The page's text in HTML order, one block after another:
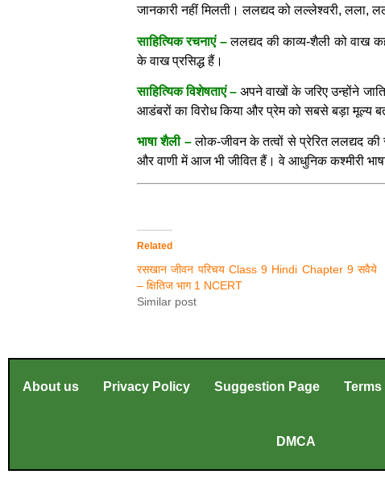
जानकारी नहीं मिलती। ललद्यद को लल्लेश्वरी, लला,
साहित्यिक रचनाएं –ललद्यद की काव्य-शैली को वाख
के वाख प्रसिद्ध हैं।
साहित्यिक विशेषताएं – अपने वाखों के जरिए उन्होंने
आडंबरों का विरोध किया और प्रेम को सबसे बड़ा मूल्य
भाषा शैली –लोक-जीवन के तत्वों से प्रेरित ललद्यद की
और वाणी में आज भी जीवित हैं। वे आधुनिक कश्मीरी
Related
रसखान जीवन परिचय Class 9 Hindi Chapter 9 सवैये
– क्षितिज भाग 1 NCERT
Similar post
About us Privacy Policy Suggestion Page
DMCA